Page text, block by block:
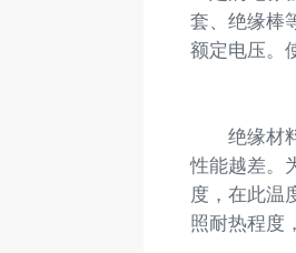
套、绝缘棒
额定电压。
绝缘材料
性能越差。
度，在此温
照耐热程度